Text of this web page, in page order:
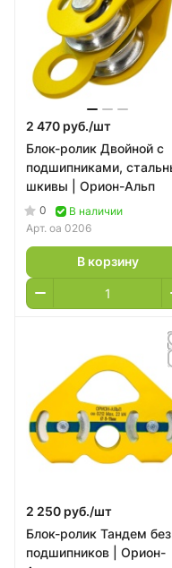
2 470 руб./шт
Блок-ролик Двойной с
подшипниками,
шкивы | Орион-Альп
0
В наличии
Арт. оа 0206
В корзину
2 250 руб./шт
Блок-ролик Тандем без
подшипников | Орион-